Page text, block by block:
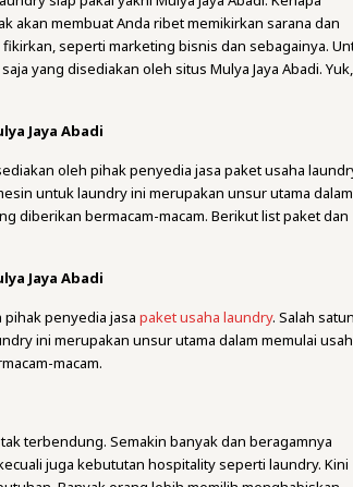
akan membuat Anda ribet memikirkan sarana dan
seperti marketing bisnis dan sebagainya.
yang disediakan oleh situs Mulya Jaya Abadi. Yuk,
Jaya Abadi
oleh pihak penyedia jasa paket usaha
untuk laundry ini merupakan unsur utama dalam
diberikan bermacam-macam. Berikut list paket dan
Jaya Abadi
pihak penyedia jasapaket usaha laundry. Salah
ini merupakan unsur utama dalam memulai
macam.
terbendung. Semakin banyak dan beragamnya
juga kebututan hospitality seperti laundry. Kini